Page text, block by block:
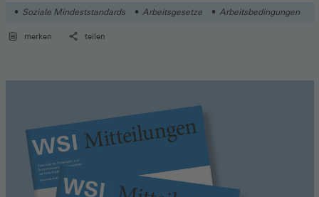
Soziale Mindeststandards Arbeitsgesetze Arbeitsbedingungen
merken teilen